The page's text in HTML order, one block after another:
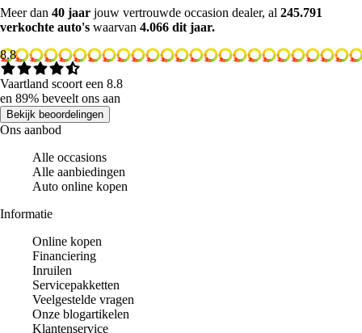
Meer dan 40 jaar jouw vertrouwde occasion dealer, al 245.791
verkochte auto's waarvan 4.066 dit jaar.
8.8
Vaartland scoort een 8.8
en 89% beveelt ons aan
Bekijk beoordelingen
Ons aanbod
Alle occasions
Alle aanbiedingen
Auto online kopen
Informatie
Online kopen
Financiering
Inruilen
Servicepakketten
Veelgestelde vragen
Onze blogartikelen
Klantenservice